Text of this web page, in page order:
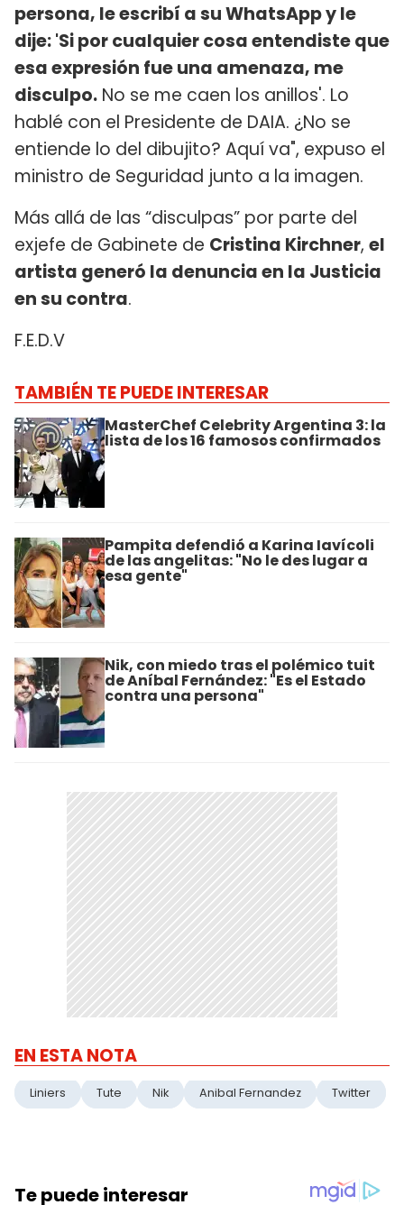
persona, le escribí a su WhatsApp y le
dije: 'Si por cualquier cosa entendiste que
esa expresión fue una amenaza, me
disculpo. No se me caen los anillos'. Lo
hablé con el Presidente de DAIA. ¿No se
entiende lo del dibujito? Aquí va", expuso el
ministro de Seguridad junto a la imagen.​
Más allá de las “disculpas” por parte del
exjefe de Gabinete de Cristina Kirchner, el
artista generó la denuncia en la Justicia
en su contra.
F.E.D.V
TAMBIÉN TE PUEDE INTERESAR
MasterChef Celebrity Argentina 3: la
lista de los 16 famosos confirmados
Pampita defendió a Karina Iavícoli
de las angelitas: "No le des lugar a
esa gente"
Nik, con miedo tras el polémico tuit
de Aníbal Fernández: "Es el Estado
contra una persona"
EN ESTA NOTA
Liniers Tute Nik Anibal Fernandez Twitter